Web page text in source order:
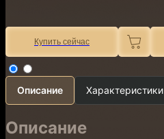
Купить сейчас
Описание Характеристики
Описание